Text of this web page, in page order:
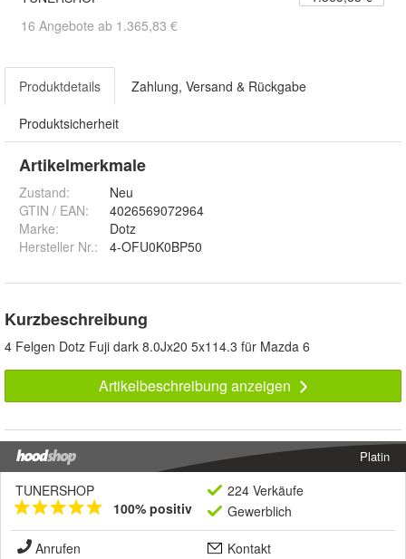
16 Angebote ab 1.365,83 €
Produktdetails Zahlung, Versand & Rückgabe
Produktsicherheit
Artikelmerkmale
Zustand:
Neu
GTIN / EAN:
4026569072964
Marke:
Dotz
Hersteller Nr.:
4-OFU0K0BP50
Kurzbeschreibung
4 Felgen Dotz Fuji dark 8.0Jx20 5x114.3 für Mazda 6
Artikelbeschreibung anzeigen
Platin
TUNERSHOP
100% positiv
224 Verkäufe
Gewerblich
Anrufen
Kontakt